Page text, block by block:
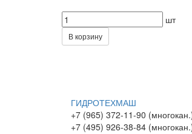
шт
В корзину
ГИДРОТЕХМАШ
+7 (965) 372-11-90
+7 (495) 926-38-84